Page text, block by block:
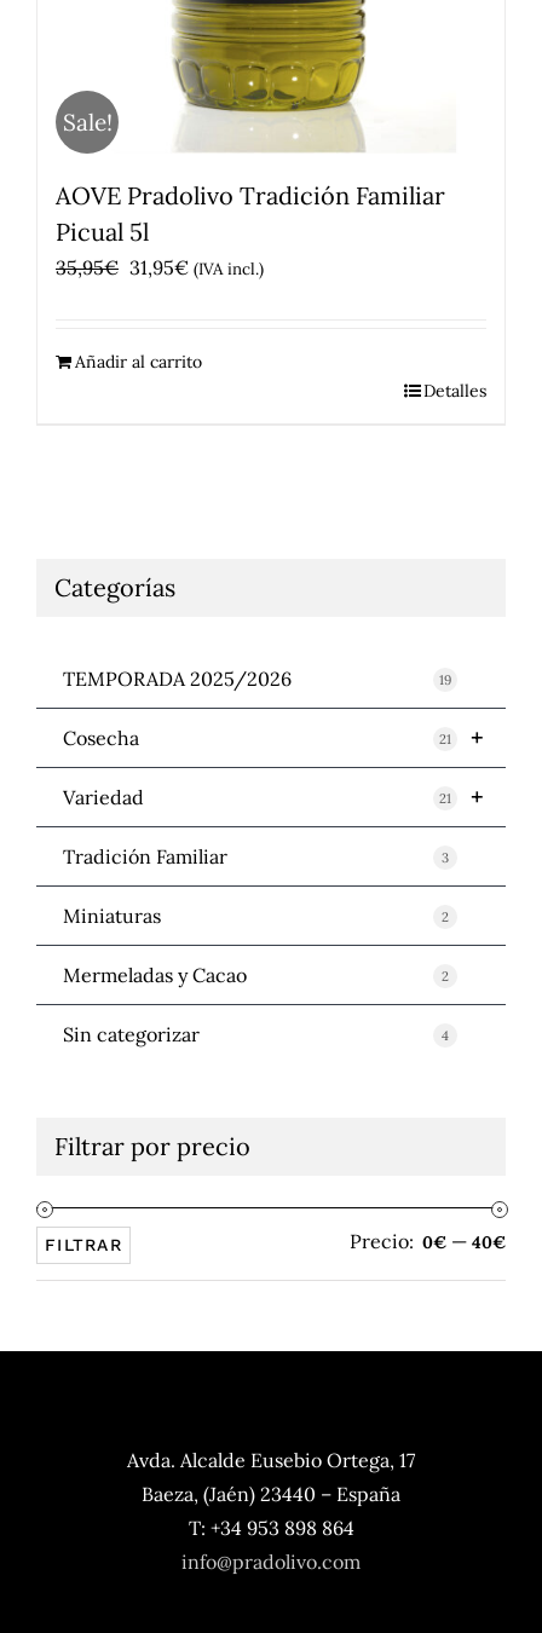
Sale!
AOVE Pradolivo Tradición Familiar
Picual 5l
35,95€ El
era:
31,95€El
es:
(IVA incl.)
Añadir al carrito
Detalles
Categorías
TEMPORADA 2025/2026 19
+
Cosecha 21
+
Variedad 21
Tradición Familiar 3
Miniaturas 2
Mermeladas y Cacao 2
Sin categorizar 4
Filtrar por precio
FILTRAR Precio: 0€ — 40€
Avda. Alcalde Eusebio Ortega, 17
Baeza, (Jaén) 23440 – España
T: +34 953 898 864
info@pradolivo.com